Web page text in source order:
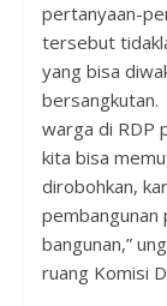
pertanyaan-
tersebut
yang bisa
bersangkutan.
warga di RDP
kita bisa
dirobohkan,
pembangunan
bangunan,”
ruang Komisi